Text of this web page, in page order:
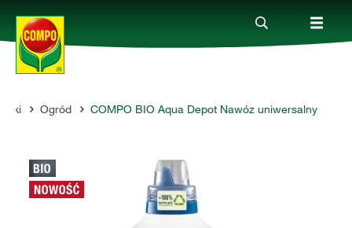
Produkty
Porady
Ogród COMPO BIO Aqua Depot Nawóz uniwersalny